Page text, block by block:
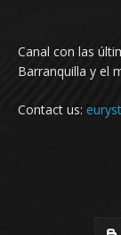
Canal con las
Barranquilla y el
Contact us: